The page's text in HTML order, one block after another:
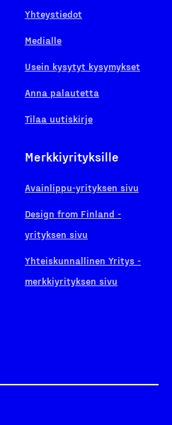
Yhteystiedot
Medialle
Usein kysytyt kysymykset
Anna palautetta
Tilaa uutiskirje
Merkkiyrityksille
Avainlippu-yrityksen sivu
Design from Finland -
yrityksen sivu
Yhteiskunnallinen Yritys -
merkkiyrityksen sivu